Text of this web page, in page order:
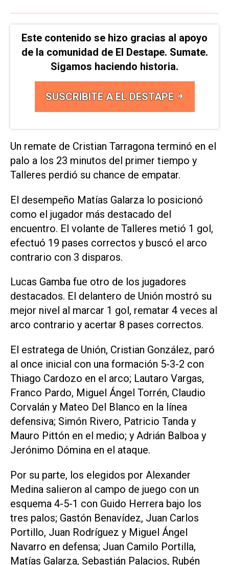
Este contenido se hizo gracias al apoyo
de la comunidad de El Destape. Sumate.
Sigamos haciendo historia.
SUSCRIBITE A EL DESTAPE
Un remate de Cristian Tarragona terminó en el
palo a los 23 minutos del primer tiempo y
Talleres perdió su chance de empatar.
El desempeño Matías Galarza lo posicionó
como el jugador más destacado del
encuentro. El volante de Talleres metió 1 gol,
efectuó 19 pases correctos y buscó el arco
contrario con 3 disparos.
Lucas Gamba fue otro de los jugadores
destacados. El delantero de Unión mostró su
mejor nivel al marcar 1 gol, rematar 4 veces al
arco contrario y acertar 8 pases correctos.
El estratega de Unión, Cristian González, paró
al once inicial con una formación 5-3-2 con
Thiago Cardozo en el arco; Lautaro Vargas,
Franco Pardo, Miguel Ángel Torrén, Claudio
Corvalán y Mateo Del Blanco en la línea
defensiva; Simón Rivero, Patricio Tanda y
Mauro Pittón en el medio; y Adrián Balboa y
Jerónimo Dómina en el ataque.
Por su parte, los elegidos por Alexander
Medina salieron al campo de juego con un
esquema 4-5-1 con Guido Herrera bajo los
tres palos; Gastón Benavídez, Juan Carlos
Portillo, Juan Rodríguez y Miguel Ángel
Navarro en defensa; Juan Camilo Portilla,
Matías Galarza, Sebastián Palacios, Rubén